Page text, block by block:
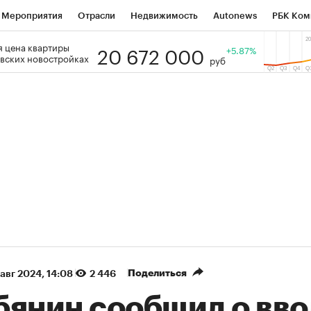
Мероприятия Отрасли Недвижимость Autonews РБК
РБК Образование Тренды
цена квартиры
новостройках
20 672 000 руб
+5.87%
2024, 14:08 2 446 Поделиться